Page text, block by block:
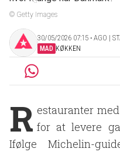
© Getty Images
30/05/2026 07:15 ‧ AGO |
MAD KØKKEN
R estauranter
for at levere
Ifølge Michelin-